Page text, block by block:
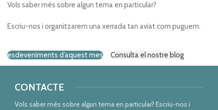
Vols saber més sobre algun tema en particular?
Escriu-nos i organitzarem una xerrada tan aviat com puguem.
esdeveniments d’aquest mes Consulta el nostre blog
CONTACTE
Vols saber més sobre algun tema en particular? Escriu-nos i